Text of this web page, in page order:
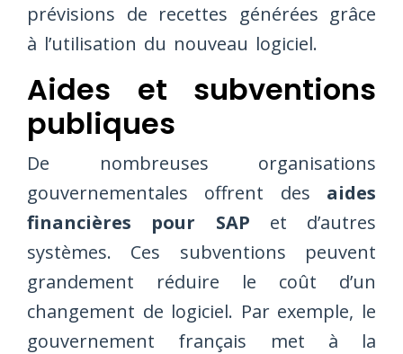
prévisions de recettes générées grâce
à l’utilisation du nouveau logiciel.
Aides et subventions
publiques
De nombreuses organisations
gouvernementales offrent des aides
financières pour SAP et d’autres
systèmes. Ces subventions peuvent
grandement réduire le coût d’un
changement de logiciel. Par exemple, le
gouvernement français met à la